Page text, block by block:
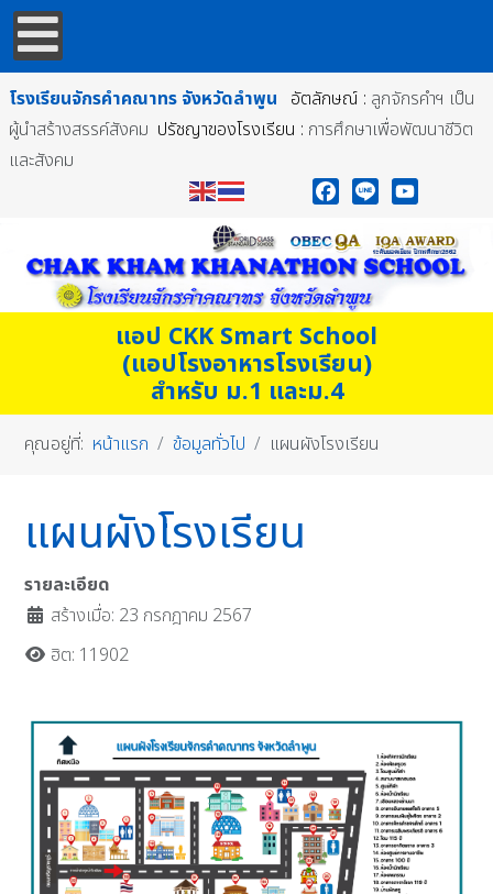
โรงเรียนจักรคำคณาทร จังหวัดลำพูน อัตลักษณ์ : ลูกจักรคำฯ เป็น
ผู้นำสร้างสรรค์สังคม ปรัชญาของโรงเรียน : การศึกษาเพื่อพัฒนาชีวิต
และสังคม
แอป CKK Smart School
(แอปโรงอาหารโรงเรียน)
สำหรับ ม.1 และม.4
คุณอยู่ที่: หน้าแรก ข้อมูลทั่วไป แผนผังโรงเรียน
แผนผังโรงเรียน
รายละเอียด
สร้างเมื่อ: 23 กรกฎาคม 2567
ฮิต: 11902